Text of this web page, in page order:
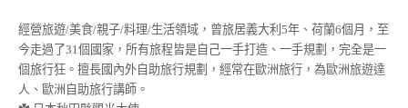
經營旅遊/美食/親子/料理/生活領域，曾旅居義大利5年、荷蘭6個月，至
今走過了31個國家，所有旅程皆是自己一手打造、一手規劃，完全是一
個旅行狂。擅長國內外自助旅行規劃，經常在歐洲旅行，為歐洲旅遊達
人、歐洲自助旅行講師。